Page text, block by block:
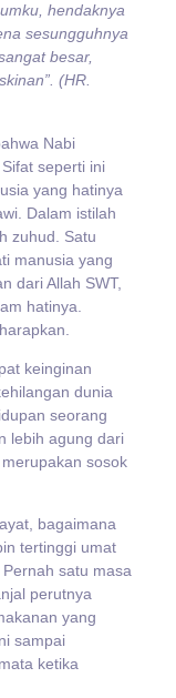
hendaknya
sesungguhnya
besar,
(HR.
Nabi
seperti ini
yang hatinya
Dalam istilah
zuhud. Satu
manusia yang
dari Allah SWT,
hatinya.
keinginan
dunia
seorang
lebih agung dari
sosok
bagaimana
tertinggi umat
satu masa
perutnya
yang
sampai
ketika